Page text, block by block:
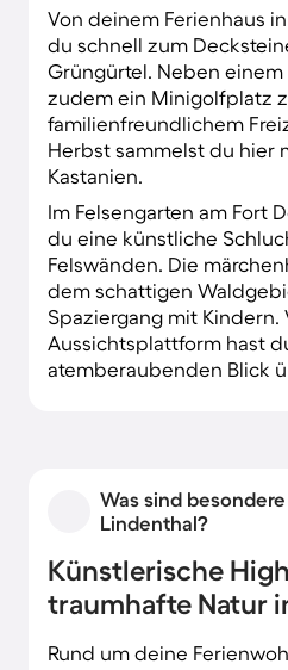
Von deinem Ferienhaus
du schnell zum
Grüngürtel. Neben
zudem ein Minigolfplatz
familienfreundlichem
Herbst sammelst du hier
Kastanien.
Im Felsengarten am Fort
du eine künstliche
Felswänden. Die
dem schattigen
Spaziergang mit Kindern.
Aussichtsplattform hast
atemberaubenden Blick
Was sind
Lindenthal?
Künstlerische
traumhafte Natur
Rund um deine